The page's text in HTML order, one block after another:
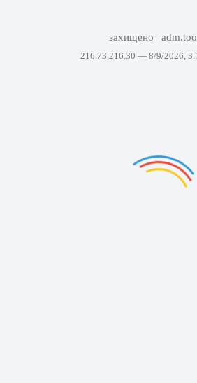
захищено
216.73.216.30 — 8/9/2026,